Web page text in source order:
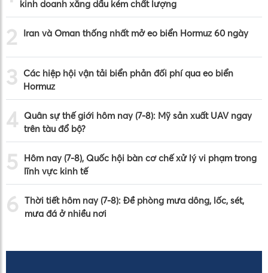
kinh doanh xăng dầu kém chất lượng
2 Iran và Oman thống nhất mở eo biển Hormuz 60 ngày
3 Các hiệp hội vận tải biển phản đối phí qua eo biển
Hormuz
4 Quân sự thế giới hôm nay (7-8): Mỹ sản xuất UAV ngay
trên tàu đổ bộ?
5
Hôm nay (7-8), Quốc hội bàn cơ chế xử lý vi phạm trong
lĩnh vực kinh tế
6 Thời tiết hôm nay (7-8): Đề phòng mưa dông, lốc, sét,
mưa đá ở nhiều nơi